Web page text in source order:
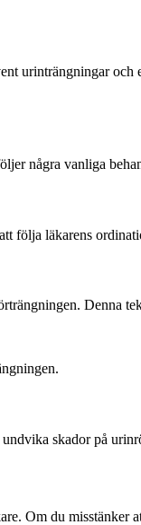
urinträngningar
några vanliga
läkarens
Denna
skador på
Om du